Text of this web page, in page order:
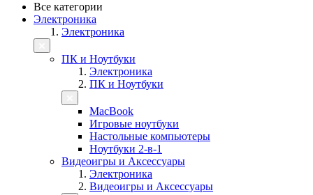
Все категории
Электроника
Электроника
ПК и Ноутбуки
Электроника
ПК и Ноутбуки
MacBook
Игровые ноутбуки
Настольные компьютеры
Ноутбуки 2-в-1
Видеоигры и Аксессуары
Электроника
Видеоигры и Аксессуары